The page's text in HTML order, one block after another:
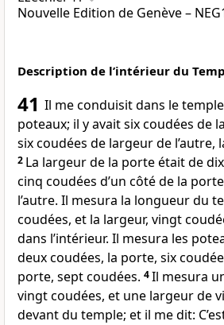
Nouvelle Edition de Genève –
Description de l’intérieur du
41 Il me conduisit dans le
poteaux; il y avait six coudées de
six coudées de largeur de l’autre,
2 La largeur de la porte était de
cinq coudées d’un côté de la
l’autre. Il mesura la longueur du
coudées, et la largeur, vingt
dans l’intérieur. Il mesura les
deux coudées, la porte, six
porte, sept coudées. 4Il mesura
vingt coudées, et une largeur de
devant du temple; et il me dit: